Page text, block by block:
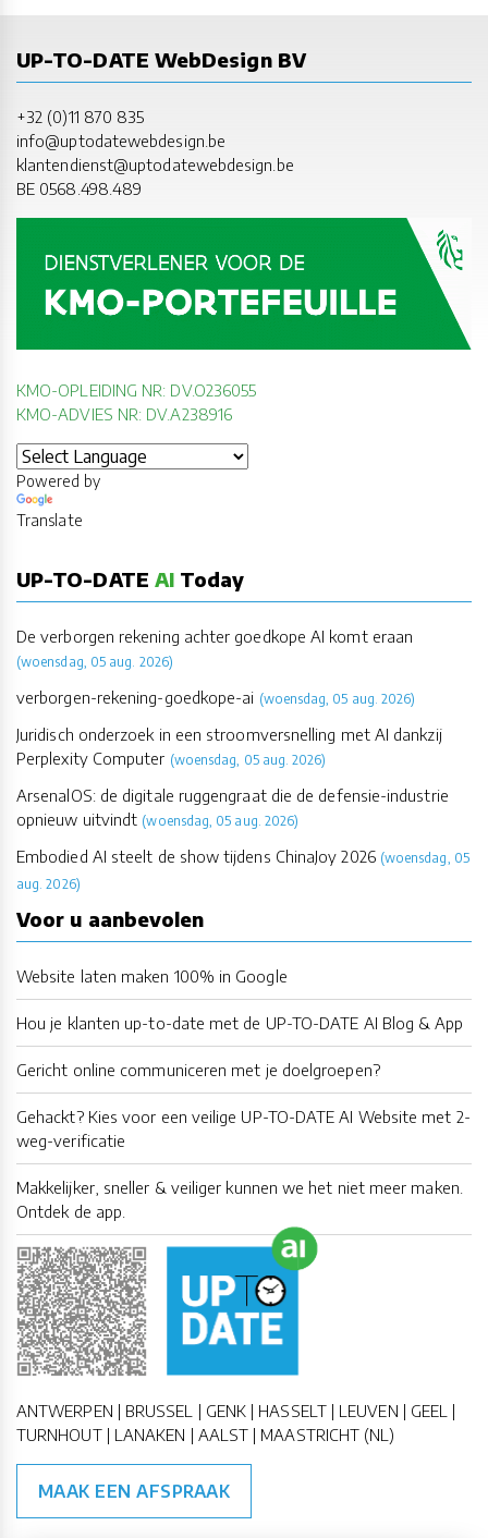
UP-TO-DATE WebDesign BV
+32 (0)11 870 835
info@uptodatewebdesign.be
klantendienst@uptodatewebdesign.be
BE 0568.498.489
KMO-OPLEIDING NR: DV.O236055
KMO-ADVIES NR: DV.A238916
Powered by
Translate
UP-TO-DATE AI Today
De verborgen rekening achter goedkope AI komt eraan
(woensdag, 05 aug. 2026)
verborgen-rekening-goedkope-ai (woensdag, 05 aug. 2026)
Juridisch onderzoek in een stroomversnelling met AI dankzij
Perplexity Computer (woensdag, 05 aug. 2026)
ArsenalOS: de digitale ruggengraat die de defensie-industrie
opnieuw uitvindt (woensdag, 05 aug. 2026)
Embodied AI steelt de show tijdens ChinaJoy 2026 (woensdag, 05
aug. 2026)
Voor u aanbevolen
Website laten maken 100% in Google
Hou je klanten up-to-date met de UP-TO-DATE AI Blog & App
Gericht online communiceren met je doelgroepen?
Gehackt? Kies voor een veilige UP-TO-DATE AI Website met 2-
weg-verificatie
Makkelijker, sneller & veiliger kunnen we het niet meer maken.
Ontdek de app.
ANTWERPEN | BRUSSEL | GENK | HASSELT | LEUVEN | GEEL |
TURNHOUT | LANAKEN | AALST | MAASTRICHT (NL)
MAAK EEN AFSPRAAK